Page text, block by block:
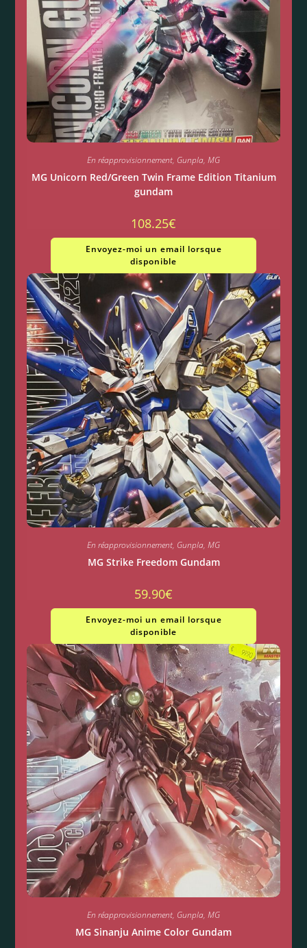
En réapprovisionnement, Gunpla, MG
MG Unicorn Red/Green Twin Frame Edition Titanium
gundam
108.25€
Envoyez-moi un email lorsque
disponible
En réapprovisionnement, Gunpla, MG
MG Strike Freedom Gundam
59.90€
Envoyez-moi un email lorsque
disponible
En réapprovisionnement, Gunpla, MG
MG Sinanju Anime Color Gundam